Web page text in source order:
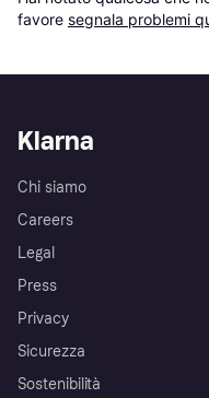
favore segnala problemi
Klarna
Chi siamo
Careers
Legal
Press
Privacy
Sicurezza
Sostenibilità